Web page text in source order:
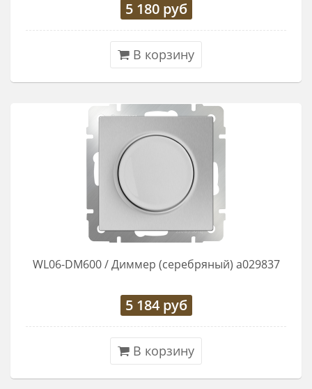
5 180руб
В корзину
WL06-DM600 / Диммер (серебряный) a029837
5 184руб
В корзину